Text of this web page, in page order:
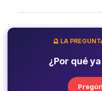
🔮 LA
¿Por qué